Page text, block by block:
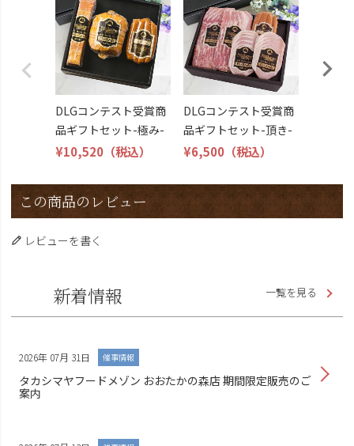
DLGコンテスト受賞商
品ギフトセット-極み-
¥10,520 （税込）
DLGコンテスト受賞商
品ギフトセット-頂き-
¥6,500 （税込）
この商品のレビュー
レビューを書く
新着情報 一覧を見る
2026年 07月 31日 催事情報
タカシマヤフードメゾン おおたかの森店 期間限定販売のご
案内